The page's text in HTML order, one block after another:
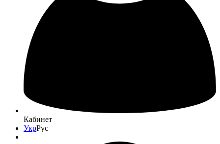
Кабинет
УкрРус